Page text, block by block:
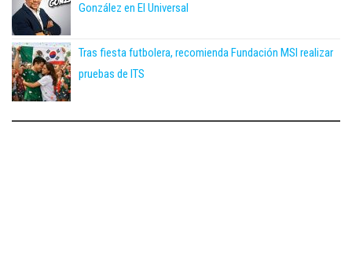
González en El Universal
Tras fiesta futbolera, recomienda Fundación MSI realizar
pruebas de ITS